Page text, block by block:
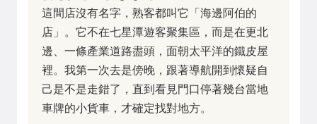
這間店沒有名字，熟客都叫它「海邊阿伯的
店」。它不在七星潭遊客聚集區，而是在更北
邊、一條產業道路盡頭，面朝太平洋的鐵皮屋
裡。我第一次去是傍晚，跟著導航開到懷疑自
己是不是走錯了，直到看見門口停著幾台當地
車牌的小貨車，才確定找對地方。